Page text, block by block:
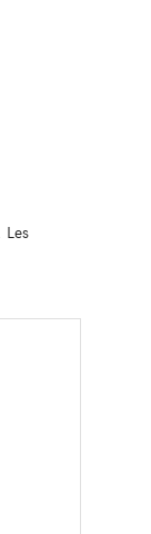
Les